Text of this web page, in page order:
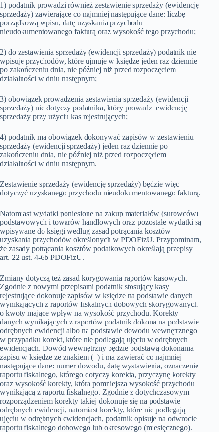
1) podatnik prowadzi również zestawienie sprzedaży (ewidencję
sprzedaży) zawierające co najmniej następujące dane: liczbę
porządkową wpisu, datę uzyskania przychodu
nieudokumentowanego fakturą oraz wysokość tego przychodu;
2) do zestawienia sprzedaży (ewidencji sprzedaży) podatnik nie
wpisuje przychodów, które ujmuje w księdze jeden raz dziennie
po zakończeniu dnia, nie później niż przed rozpoczęciem
działalności w dniu następnym;
3) obowiązek prowadzenia zestawienia sprzedaży (ewidencji
sprzedaży) nie dotyczy podatnika, który prowadzi ewidencję
sprzedaży przy użyciu kas rejestrujących;
4) podatnik ma obowiązek dokonywać zapisów w zestawieniu
sprzedaży (ewidencji sprzedaży) jeden raz dziennie po
zakończeniu dnia, nie później niż przed rozpoczęciem
działalności w dniu następnym.
Zestawienie sprzedaży (ewidencję sprzedaży) będzie więc
dotyczyć uzyskanego przychodu nieudokumentowanego fakturą.
Natomiast wydatki poniesione na zakup materiałów (surowców)
podstawowych i towarów handlowych oraz pozostałe wydatki są
wpisywane do księgi według zasad potrącania kosztów
uzyskania przychodów określonych w PDOFizU. Przypominam,
że zasady potrącania kosztów podatkowych określają przepisy
art. 22 ust. 4-6b PDOFizU.
Zmiany dotyczą też zasad korygowania raportów kasowych.
Zgodnie z nowymi przepisami podatnik stosujący kasy
rejestrujące dokonuje zapisów w księdze na podstawie danych
wynikających z raportów fiskalnych dobowych skorygowanych
o kwoty mające wpływ na wysokość przychodu. Korekty
danych wynikających z raportów podatnik dokona na podstawie
odrębnych ewidencji albo na podstawie dowodu wewnętrznego
w przypadku korekt, które nie podlegają ujęciu w odrębnych
ewidencjach. Dowód wewnętrzny będzie podstawą dokonania
zapisu w księdze ze znakiem (–) i ma zawierać co najmniej
następujące dane: numer dowodu, datę wystawienia, oznaczenie
raportu fiskalnego, którego dotyczy korekta, przyczynę korekty
oraz wysokość korekty, która pomniejsza wysokość przychodu
wynikającą z raportu fiskalnego. Zgodnie z dotychczasowym
rozporządzeniem korekty takiej dokonuje się na podstawie
odrębnych ewidencji, natomiast korekty, które nie podlegają
ujęciu w odrębnych ewidencjach, podatnik opisuje na odwrocie
raportu fiskalnego dobowego lub okresowego (miesięcznego).